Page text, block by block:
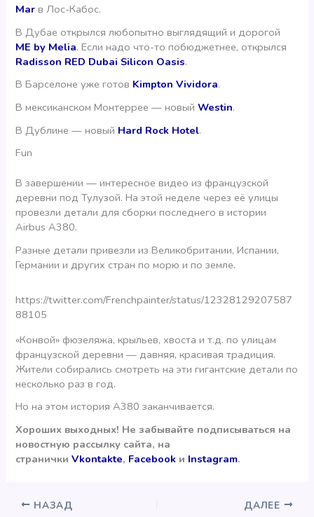
Mar в Лос-Кабос.
В Дубае открылся любопытно выглядящий и дорогой
ME by Melia. Если надо что-то побюджетнее, открылся
Radisson RED Dubai Silicon Oasis.
В Барселоне уже готов Kimpton Vividora.
В мексиканском Монтеррее — новыйWestin.
В Дублине — новый Hard Rock Hotel.
Fun
В завершении — интересное видео из французской
деревни под Тулузой. На этой неделе через её улицы
провезли детали для сборки последнего в истории
Airbus A380.
Разные детали привезли из Великобритании, Испании,
Германии и других стран по морю и по земле.
https://twitter.com/Frenchpainter/status/12328129207587
88105
«Конвой» фюзеляжа, крыльев, хвоста и т.д. по улицам
французской деревни — давняя, красивая традиция.
Жители собирались смотреть на эти гигантские детали по
несколько раз в год.
Но на этом история А380 заканчивается.
Хороших выходных! Не забывайте подписываться на
новостную рассылку сайта, на
страничкиVkontakte, Facebook и Instagram.
НАЗАД ДАЛЕЕ